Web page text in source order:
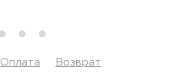
Оплата Возврат